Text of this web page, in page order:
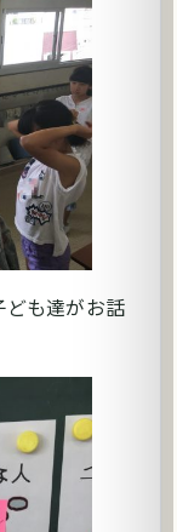
も達がお話